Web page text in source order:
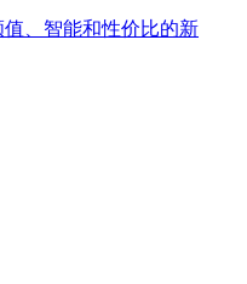
、智能和性价比的新